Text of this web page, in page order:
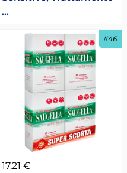
…
#46
17,21 €